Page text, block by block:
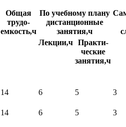
Общая
трудо-
емкость,ч
По учебному плану
дистанционные
занятия,ч
Лекции,ч Практи-
ческие
занятия,ч
14 6 5 3
14 6 5 3